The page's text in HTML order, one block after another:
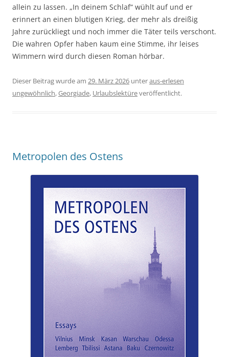
allein zu lassen. „In deinem Schlaf“ wühlt auf und er
erinnert an einen blutigen Krieg, der mehr als dreißig
Jahre zurückliegt und noch immer die Täter teils verschont.
Die wahren Opfer haben kaum eine Stimme, ihr leises
Wimmern wird durch diesen Roman hörbar.
Dieser Beitrag wurde am 29. März 2026 unteraus-erlesen
ungewöhnlich,Georgiade, Urlaubslektüreveröffentlicht.
Metropolen des Ostens